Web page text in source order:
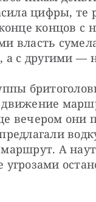
цифры,
концов с
власть
а с другими —
движение
вечером они
А
угрозами